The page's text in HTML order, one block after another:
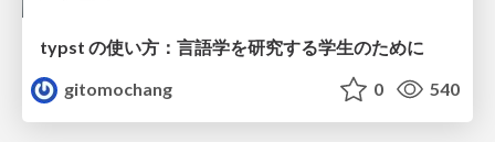
typst の使い方：言語学を研究する学生のために
gitomochang
0 540